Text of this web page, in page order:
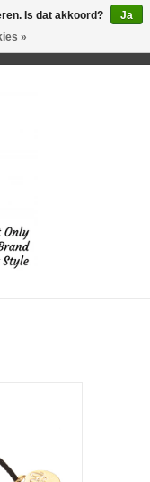
Is dat akkoord?
Ja
»